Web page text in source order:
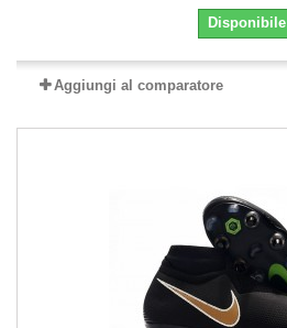
Disponibile
Aggiungi al comparatore